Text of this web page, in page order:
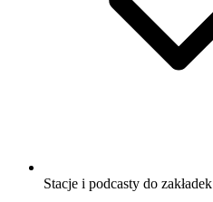
Stacje i podcasty do zakładek